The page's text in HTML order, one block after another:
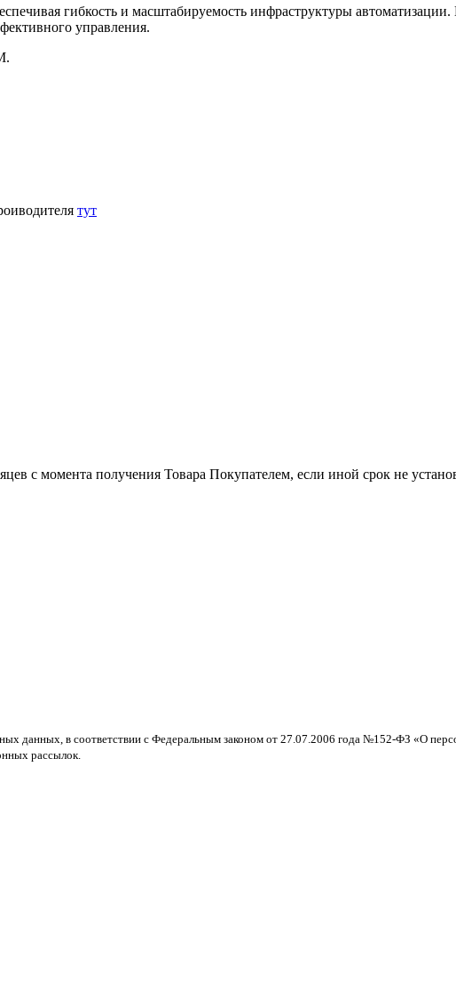
гибкость и масштабируемость инфраструктуры
управления.
тут
с момента получения Товара Покупателем, если иной срок не
данных, в соответствии с Федеральным законом от 27.07.2006 года №152-ФЗ «О
рассылок.